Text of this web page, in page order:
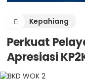
Kepahiang
Perkuat
Apresiasi